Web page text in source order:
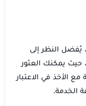
النظر إلى
حيث يمكنك العثور
الأخذ في الاعتبار
الخدمة.